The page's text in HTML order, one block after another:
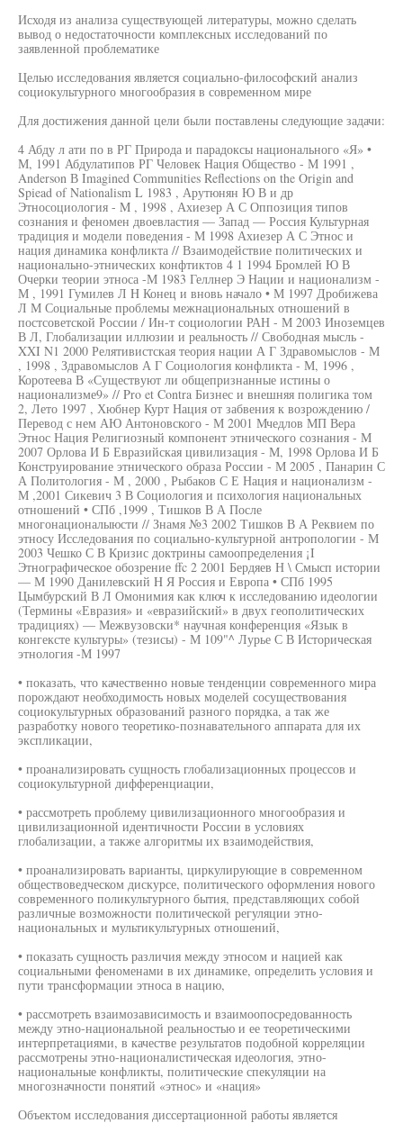
Исходя из анализа существующей литературы, можно сделать
вывод о недостаточности комплексных исследований по
заявленной проблематике
Целью исследования является социально-философский анализ
социокультурного многообразия в современном мире
Для достижения данной цели были поставлены следующие задачи:
4 Абду л ати по в РГ Природа и парадоксы национального «Я» •
М, 1991 Абдулатипов РГ Человек Нация Общество - М 1991 ,
Anderson В Imagined Communities Reflections on the Origin and
Spiead of Nationalism L 1983 , Арутюнян Ю В и др
Этносоциология - M , 1998 , Ахиезер А С Оппозиция типов
сознания и феномен двоевластия — Запад — Россия Культурная
традиция и модели поведения - М 1998 Ахиезер А С Этнос и
нация динамика конфликта // Взаимодействие политических и
национально-этнических конфтиктов 4 1 1994 Бромлей Ю В
Очерки теории этноса -М 1983 Геллнер Э Нации и национализм -
М , 1991 Гумилев Л H Конец и вновь начало • М 1997 Дробижева
Л М Социальные проблемы межнациональных отношений в
постсоветской России / Ин-т социологии РАН - М 2003 Иноземцев
В Л, Глобализации иллюзии и реальность // Свободная мысль -
XXI N1 2000 Релятивистская теория нации А Г Здравомыслов - М
, 1998 , Здравомыслов А Г Социология конфликта - М, 1996 ,
Коротеева В «Существуют ли общепризнанные истины о
национализме9» // Pro et Contra Бизнес и внешняя полигика том
2, Лето 1997 , Хюбнер Курт Нация от забвения к возрождению /
Перевод с нем АЮ Антоновского - М 2001 Мчедлов МП Вера
Этнос Нация Религиозный компонент этнического сознания - М
2007 Орлова И Б Евразийская цивилизация - М, 1998 Орлова И Б
Конструирование этнического образа России - М 2005 , Панарин С
А Политология - М , 2000 , Рыбаков С Е Нация и национализм -
М ,2001 Сикевич 3 В Социология и психология национальных
отношений • СПб ,1999 , Тишков В А После
многонационалыюсти // Знамя №3 2002 Тишков В А Реквием по
этносу Исследования по социально-культурной антропологии - М
2003 Чешко С В Кризис доктрины самоопределения ¡I
Этнографическое обозрение ffc 2 2001 Бердяев Н \ Смысп истории
— М 1990 Данилевский H Я Россия и Европа • СПб 1995
Цымбурский В Л Омонимия как ключ к исследованию идеологии
(Термины «Евразия» и «евразийский» в двух геополитических
традициях) — Межвузовски* научная конференция «Язык в
конгексте культуры» (тезисы) - М 109"^ Лурье С В Историческая
этнология -М 1997
• показать, что качественно новые тенденции современного мира
порождают необходимость новых моделей сосуществования
социокультурных образований разного порядка, а так же
разработку нового теоретико-познавательного аппарата для их
экспликации,
• проанализировать сущность глобализационных процессов и
социокультурной дифференциации,
• рассмотреть проблему цивилизационного многообразия и
цивилизационной идентичности России в условиях
глобализации, а также алгоритмы их взаимодействия,
• проанализировать варианты, циркулирующие в современном
обществоведческом дискурсе, политического оформления нового
современного поликультурного бытия, представляющих собой
различные возможности политической регуляции этно-
национальных и мультикультурных отношений,
• показать сущность различия между этносом и нацией как
социальными феноменами в их динамике, определить условия и
пути трансформации этноса в нацию,
• рассмотреть взаимозависимость и взаимоопосредованность
между этно-национальной реальностью и ее теоретическими
интерпретациями, в качестве результатов подобной корреляции
рассмотрены этно-националистическая идеология, этно-
национальные конфликты, политические спекуляции на
многозначности понятий «этнос» и «нация»
Объектом исследования диссертационной работы является